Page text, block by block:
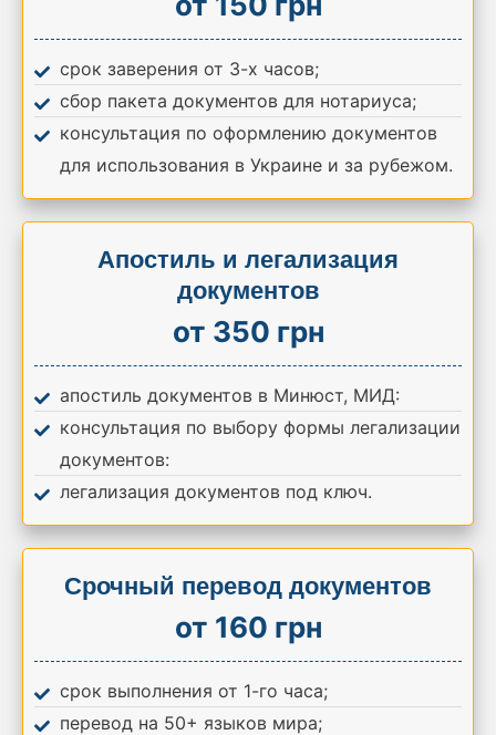
срок заверения от 3-х часов;
сбор пакета документов для нотариуса;
консультация по оформлению документов
для использования в Украине и за рубежом.
Апостиль и легализация
документов
от 350 грн
апостиль документов в Минюст, МИД:
консультация по выбору формы легализации
документов:
легализация документов под ключ.
Срочный перевод документов
от 160 грн
срок выполнения от 1-го часа;
перевод на 50+ языков мира;